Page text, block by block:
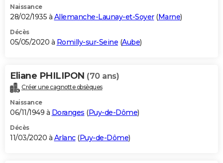
Naissance
28/02/1935 à Allemanche-Launay-et-Soyer(Marne)
Décès
05/05/2020 à Romilly-sur-Seine (Aube)
Eliane PHILIPON (70 ans)
Créer une cagnotte obsèques
Naissance
06/11/1949 à Doranges (Puy-de-Dôme)
Décès
11/03/2020 à Arlanc(Puy-de-Dôme)